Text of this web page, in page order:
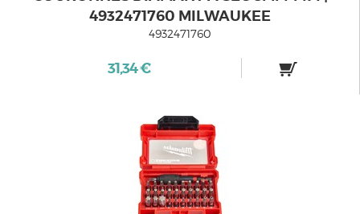
4932471760 MILWAUKEE
4932471760
31,34 €